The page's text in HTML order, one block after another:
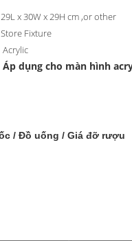
29L x 30W x 29H cm ,or other
Store Fixture
Acrylic
Áp dụng cho màn hình
/ Đồ uống / Giá đỡ rượu